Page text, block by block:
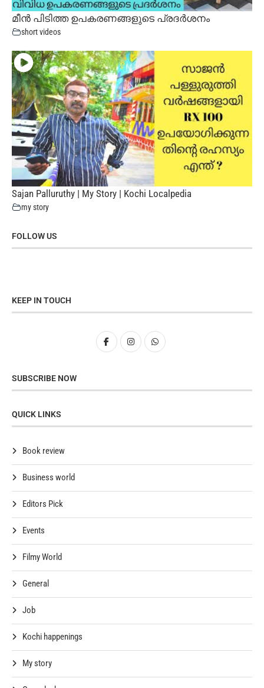
മീൻ പിടിത്ത ഉപകരണങ്ങളുടെ പ്രദർശനം
short videos
Sajan Palluruthy | My Story | Kochi Localpedia
my story
FOLLOW US
KEEP IN TOUCH
SUBSCRIBE NOW
QUICK LINKS
Book review
Business world
Editors Pick
Events
Filmy World
General
Job
Kochi happenings
My story